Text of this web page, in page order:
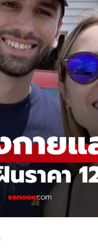
ซเชียลได้ที่